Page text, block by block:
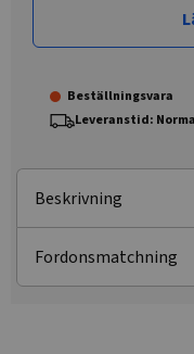
Beställningsvara
Leveranstid:
Beskrivning
Fordonsmatchning